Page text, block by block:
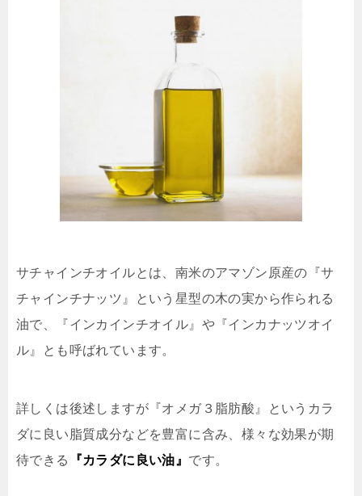
サチャインチオイルとは、南米のアマゾン原産の『サ
チャインチナッツ』という星型の木の実から作られる
油で、『インカインチオイル』や『インカナッツオイ
ル』とも呼ばれています。
詳しくは後述しますが 『オメガ３脂肪酸』というカラ
ダに良い脂質成分などを豊富に含み、様々な効果が期
待できる
『カラダに良い油』 です。